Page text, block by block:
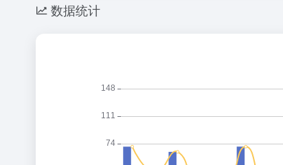
数据统计